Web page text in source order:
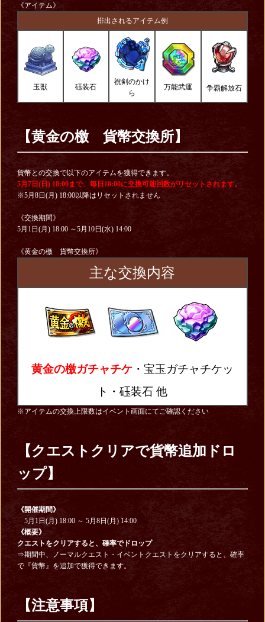
《アイテム》
排出されるアイテム例
玉獣 砡装石
祝剣のかけ
ら
万能武運 争覇解放石
【黄金の檄 貨幣交換所】
貨幣との交換で以下のアイテムを獲得できます。
5月7日(日) 18:00まで、毎日18:00に交換可能回数がリセットされます。
※5月8日(月) 18:00以降はリセットされません
《交換期間》
5月1日(月) 18:00 ～5月10日(水) 14:00
《黄金の檄 貨幣交換所》
主な交換内容
黄金の檄ガチャチケ・宝玉ガチャチケッ
ト・砡装石 他
※アイテムの交換上限数はイベント画面にてご確認ください
【クエストクリアで貨幣追加ドロ
ップ】
《開催期間》
5月1日(月) 18:00 ～ 5月8日(月) 14:00
《概要》
クエストをクリアすると、確率でドロップ
⇒期間中、ノーマルクエスト・イベントクエストをクリアすると、確率
で『貨幣』を追加で獲得できます。
【注意事項】